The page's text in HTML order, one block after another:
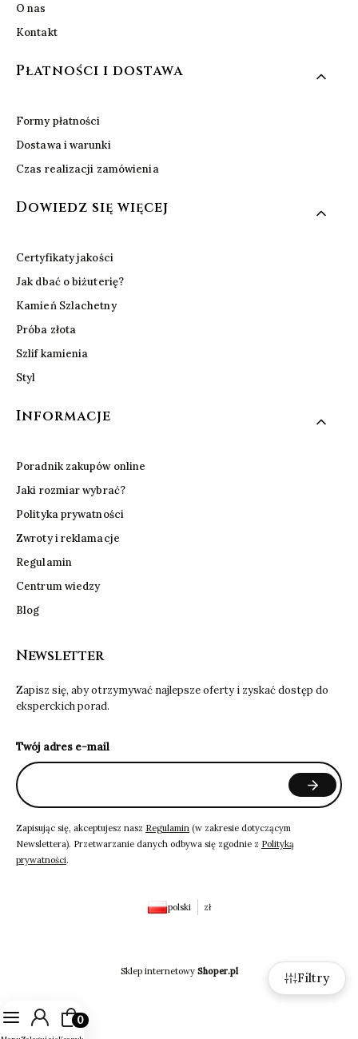
Filtry
O nas
Kontakt
Płatności i dostawa
Formy płatności
Dostawa i warunki
Czas realizacji zamówienia
Dowiedz się więcej
Certyfikaty jakości
Jak dbać o biżuterię?
Kamień Szlachetny
Próba złota
Szlif kamienia
Styl
Informacje
Poradnik zakupów online
Jaki rozmiar wybrać?
Polityka prywatności
Zwroty i reklamacje
Regulamin
Centrum wiedzy
Blog
Newsletter
Zapisz się, aby otrzymywać najlepsze oferty i zyskać dostęp do
eksperckich porad.
Twój adres e-mail
Zapisując się, akceptujesz nasz Regulamin (w zakresie dotyczącym
Newslettera). Przetwarzanie danych odbywa się zgodnie z Polityką
prywatności.
polski zł
Sklep internetowy Shoper.pl
Produkty w koszyku: 0. Zobacz szczegóły